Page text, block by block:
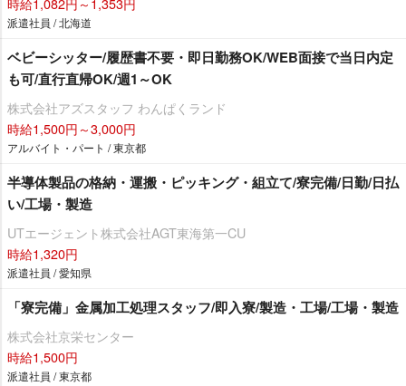
派遣社員 / 北海道
ベビーシッター/履歴書不要・即日勤務OK/WEB面接で当日内定
も可/直行直帰OK/週1～OK
株式会社アズスタッフ わんぱくランド
時給1,500円～3,000円
アルバイト・パート / 東京都
半導体製品の格納・運搬・ピッキング・組立て/寮完備/日勤/日払
い/工場・製造
UTエージェント株式会社AGT東海第一CU
時給1,320円
派遣社員 / 愛知県
「寮完備」金属加工処理スタッフ/即入寮/製造・工場/工場・製造
株式会社京栄センター
時給1,500円
派遣社員 / 東京都